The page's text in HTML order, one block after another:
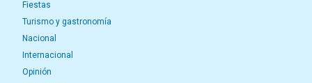
Fiestas
Turismo y gastronomía
Nacional
Internacional
Opinión